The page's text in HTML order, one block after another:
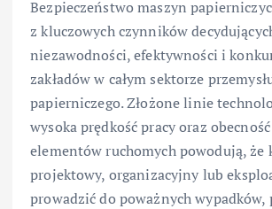
Bezpieczeństwo maszyn
z kluczowych czynników
niezawodności, efektywności i
zakładów w całym sektorze
papierniczego. Złożone linie
wysoka prędkość pracy oraz
elementów ruchomych powodują, że
projektowy, organizacyjny lub
prowadzić do poważnych wypadków,